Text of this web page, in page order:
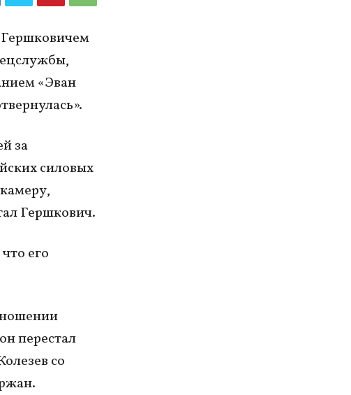
«Эван
за
силовых
Гершкович.
его
перестал
со